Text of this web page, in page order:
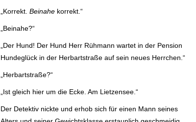
„Korrekt. Beinahe korrekt.“
„Beinahe?“
„Der Hund! Der Hund Herr Rühmann wartet in der Pension
Hundeglück in der Herbartstraße auf sein neues Herrchen.“
„Herbartstraße?“
„Ist gleich hier um die Ecke. Am Lietzensee.“
Der Detektiv nickte und erhob sich für einen Mann seines